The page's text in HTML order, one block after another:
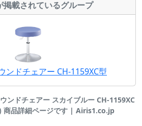
掲載されているグループ
ンドチェアー CH-1159XC型
ンドチェアー スカイブルー CH-1159XC
商品詳細ページです | Airis1.co.jp